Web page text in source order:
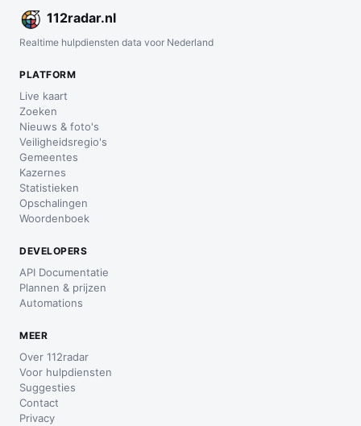
112radar.nl
Realtime hulpdiensten data voor Nederland
PLATFORM
Live kaart
Zoeken
Nieuws & foto's
Veiligheidsregio's
Gemeentes
Kazernes
Statistieken
Opschalingen
Woordenboek
DEVELOPERS
API Documentatie
Plannen & prijzen
Automations
MEER
Over 112radar
Voor hulpdiensten
Suggesties
Contact
Privacy